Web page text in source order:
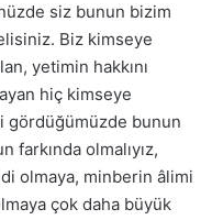
siz bunun bizim
Biz kimseye
yetimin hakkını
hiç kimseye
gördüğümüzde bunun
olmalıyız,
olmaya, minberin âlimi
çok daha büyük